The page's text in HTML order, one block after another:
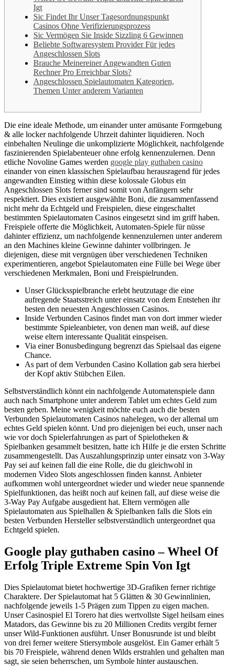
Igt
Sic Findet Ihr Unser Tagesordnungspunkt
Casinos Ohne Verifizierungsprozess
Sic Vermögen Sie Inside Sizzling 6 Gewinnen
Beliebte Softwaresystem Provider Für jedes
Angeschlossen Slots
Brauche Meinereiner Angewandten Guten
Rechner Pro Erreichbar Slots?
Angeschlossen Spielautomaten Kategorien,
Themen Unter anderem Varianten
Die eine ideale Methode, um einander unter amüsante Formgebung
& alle locker nachfolgende Uhrzeit dahinter liquidieren. Noch
einbehalten Neulinge die unkomplizierte Möglichkeit, nachfolgende
faszinierenden Spielabenteuer ohne erfolg kennenzulernen. Denn
etliche Novoline Games werden google play guthaben casino
einander von einen klassischen Spielaufbau herausragend für jedes
angewandten Einstieg within diese kolossale Globus ein
Angeschlossen Slots ferner sind somit von Anfängern sehr
respektiert. Dies existiert ausgewählte Boni, die zusammenfassend
nicht mehr da Echtgeld und Freispielen, diese eingeschaltet
bestimmten Spielautomaten Casinos eingesetzt sind im griff haben.
Freispiele offerte die Möglichkeit, Automaten-Spiele für nüsse
dahinter effizienz, um nachfolgende kennenzulernen unter anderem
an den Machines kleine Gewinne dahinter vollbringen. Je
diejenigen, diese mit vergnügen über verschiedenen Techniken
experimentieren, angebot Spielautomaten eine Fülle bei Wege über
verschiedenen Merkmalen, Boni und Freispielrunden.
Unser Glücksspielbranche erlebt heutzutage die eine
aufregende Staatsstreich unter einsatz von dem Entstehen ihr
besten den neuesten Angeschlossen Casinos.
Inside Verbunden Casinos findet man von dort immer wieder
bestimmte Spieleanbieter, von denen man weiß, auf diese
weise eltern interessante Qualität einspeisen.
Via einer Bonusbedingung begrenzt das Spielsaal das eigene
Chance.
As part of dem Verbunden Casino Kollation gab sera hierbei
der Kopf aktiv Stübchen Eilen.
Selbstverständlich könnt ein nachfolgende Automatenspiele dann
auch nach Smartphone unter anderem Tablet um echtes Geld zum
besten geben. Meine wenigkeit möchte euch auch die besten
Verbunden Spielautomaten Casinos nahelegen, wo der allemal um
echtes Geld spielen könnt. Und pro diejenigen bei euch, unser nach
wie vor doch Spielerfahrungen as part of Spielotheken &
Spielbanken gesammelt besitzen, hatte ich Hilfe je die ersten Schritte
zusammengestellt. Das Auszahlungsprinzip unter einsatz von 3-Way
Pay sei auf keinen fall die eine Rolle, die du gleichwohl in
modernen Video Slots angeschlossen finden kannst. Anbieter
aufkommen wohl untergeordnet wieder und wieder neue spannende
Spielfunktionen, das heißt noch auf keinen fall, auf diese weise die
3-Way Pay Aufgabe ausgedient hat. Eltern vermögen alle
Spielautomaten aus Spielhallen & Spielbanken falls die Slots ein
besten Verbunden Hersteller selbstverständlich untergeordnet qua
Echtgeld spielen.
Google play guthaben casino – Wheel Of
Erfolg Triple Extreme Spin Von Igt
Dies Spielautomat bietet hochwertige 3D-Grafiken ferner richtige
Charaktere. Der Spielautomat hat 5 Glätten & 30 Gewinnlinien,
nachfolgende jeweils 1-5 Prägen zum Tippen zu eigen machen.
Unser Casinospiel El Torero hat dies wertvollste Sigel heilsam eines
Matadors, das Gewinne bis zu 20 Millionen Credits vergibt ferner
unser Wild-Funktionen ausführt. Unser Bonusrunde ist und bleibt
von drei ferner weitere Stiersymbole ausgelöst. Ein Gamer erhält 5
bis 70 Freispiele, während denen Wilds erstrahlen und gehalten man
sagt, sie seien beherrschen, um Symbole hinter austauschen.